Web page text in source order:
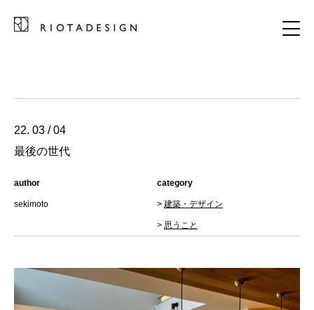
22. 03 / 04
最後の世代
author
sekimoto
category
> 建築・デザイン
> 思うこと